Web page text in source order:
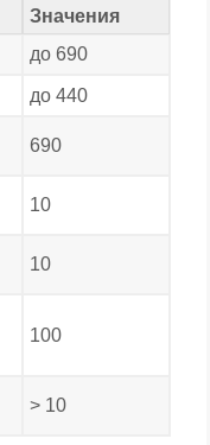
Значения
до 690
до 440
690
10
10
100
> 10